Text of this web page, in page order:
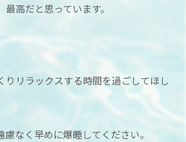
高だと思っています。
りリラックスする時間を過ごしてほし
なく早めに爆睡してください。